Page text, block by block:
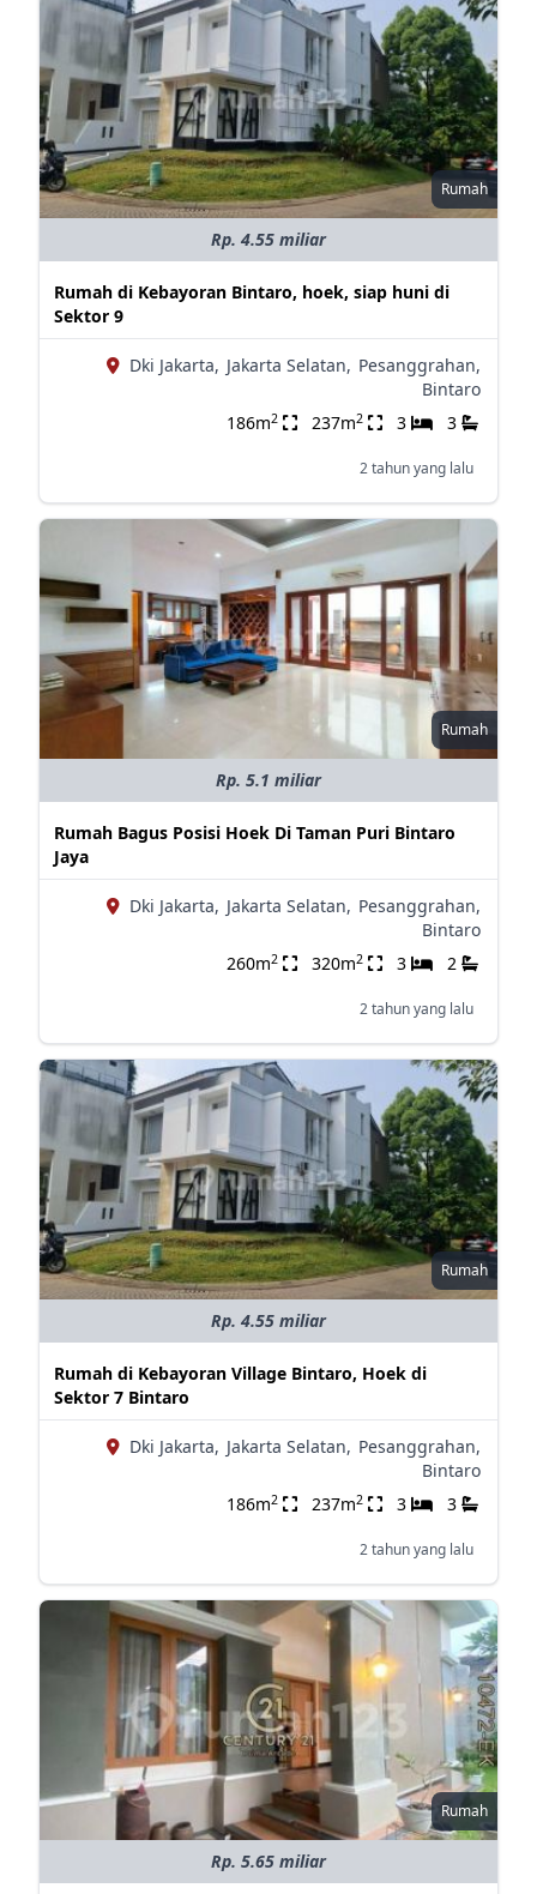
Rumah
Rp. 4.55 miliar
Rumah di Kebayoran Bintaro, hoek, siap huni di
Sektor 9
Dki Jakarta, Jakarta Selatan, Pesanggrahan,
Bintaro
186m2 237m2 3 3
2 tahun yang lalu
Rumah
Rp. 5.1 miliar
Rumah Bagus Posisi Hoek Di Taman Puri Bintaro
Jaya
Dki Jakarta, Jakarta Selatan, Pesanggrahan,
Bintaro
260m2 320m2 3 2
2 tahun yang lalu
Rumah
Rp. 4.55 miliar
Rumah di Kebayoran Village Bintaro, Hoek di
Sektor 7 Bintaro
Dki Jakarta, Jakarta Selatan, Pesanggrahan,
Bintaro
186m2 237m2 3 3
2 tahun yang lalu
Rumah
Rp. 5.65 miliar